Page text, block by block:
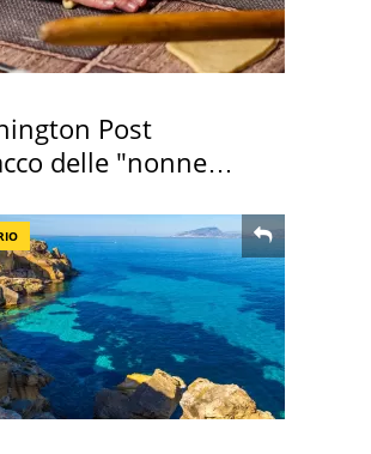
Post
delle "nonne